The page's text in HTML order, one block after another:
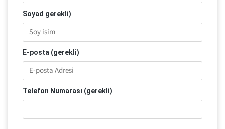
Soyad gerekli)
E-posta (gerekli)
Telefon Numarası (gerekli)